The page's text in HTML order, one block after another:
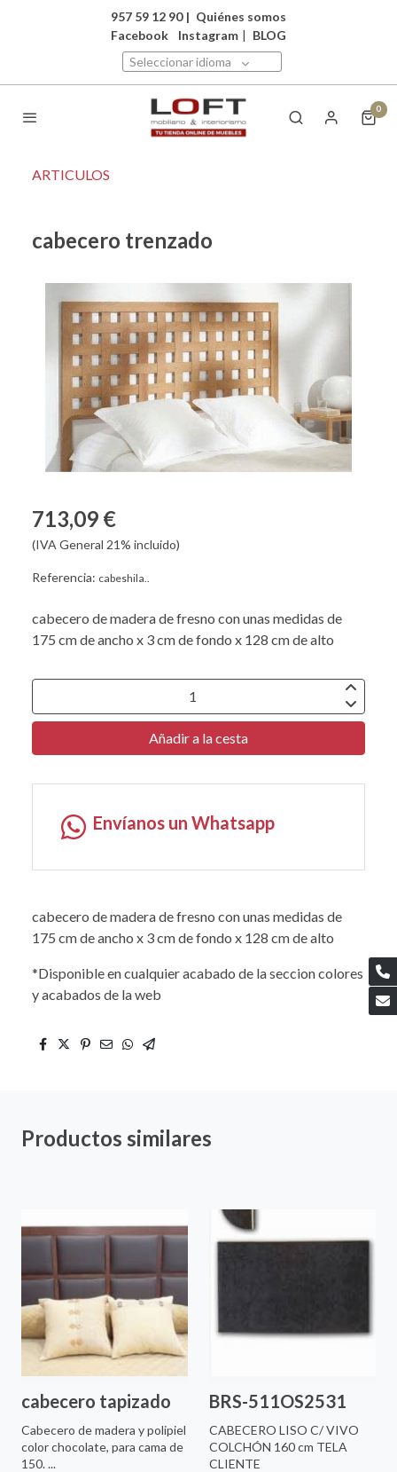
957 59 12 90 | Quiénes somos
Facebook
Instagram | BLOG
Seleccionar idioma
0
ARTICULOS
cabecero trenzado
713,09 €
(IVA General 21% incluido)
Referencia: cabeshila..
cabecero de madera de fresno con unas medidas de
175 cm de ancho x 3 cm de fondo x 128 cm de alto
Añadir a la cesta
Envíanos un Whatsapp
cabecero de madera de fresno con unas medidas de
175 cm de ancho x 3 cm de fondo x 128 cm de alto
*Disponible en cualquier acabado de la seccion colores
y acabados de la web
Productos similares
cabecero tapizado
Cabecero de madera y polipiel
color chocolate, para cama de
150. ...
BRS-511OS2531
CABECERO LISO C/ VIVO
COLCHÓN 160 cm TELA
CLIENTE